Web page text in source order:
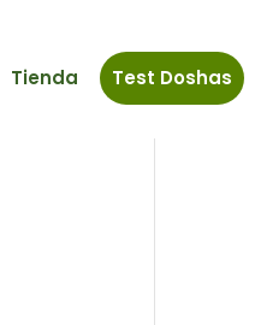
Tienda Test Doshas